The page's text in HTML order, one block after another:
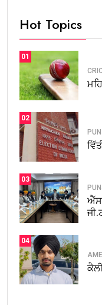
Hot Topics
01
02
03
04